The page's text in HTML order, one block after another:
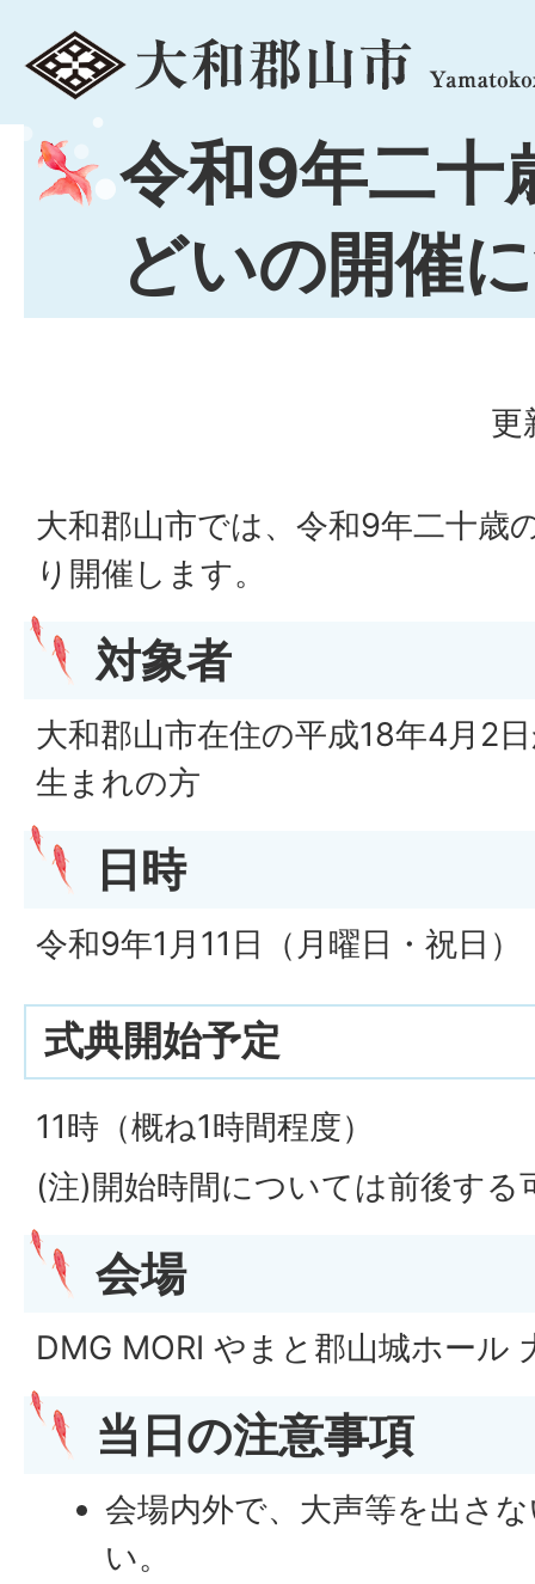
menu
令和9年二十
どいの開催
更
大和郡山市では、令和9年二十歳
り開催します。
対象者
大和郡山市在住の平成18年4月2
生まれの方
日時
令和9年1月11日（月曜日・祝日）
式典開始予定
11時（概ね1時間程度）
(注)開始時間については前後する
会場
DMG MORI やまと郡山城ホール
当日の注意事項
会場内外で、大声等を出さ
い。